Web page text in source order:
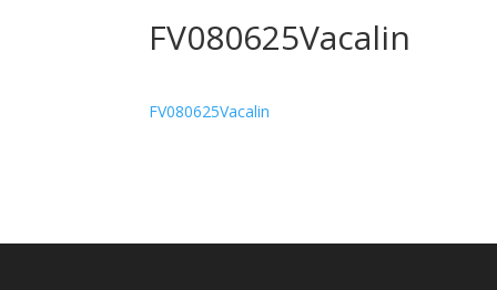
FV080625Vacalin
FV080625Vacalin